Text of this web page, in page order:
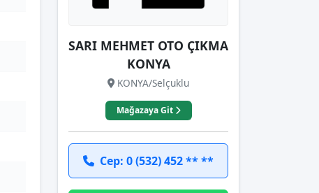
SARI MEHMET OTO ÇIKMA
KONYA
KONYA/Selçuklu
Mağazaya Git
Cep: 0 (532) 452 ** **